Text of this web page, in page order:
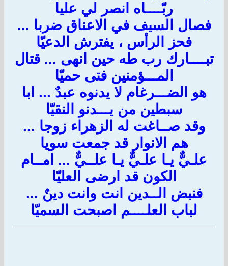
ربّــــاه انصر لي عليا
فصال السيف في الاعناق ضربا ...
فحز الرأس ، يفترش الدعيّا
تبــــارك رب طه حين انهى ... قتال
المـــؤمنين فتى حميّا
هو الضـــرغام لا يدنوه عبدٌ ... ابا
سبطين من يـــدنو النقيّا
وقد صــاغت له الزهراء زوجا ...
هم الانوار قد جمعت سويا
علـيٌّ يـا علـيٌّ يـا علــيٌّ ... امــام
الكون قد ارضى العليّا
فنبض الــدين انت وانت دينٌ ...
لباب العلــــم اصبحت السميّا